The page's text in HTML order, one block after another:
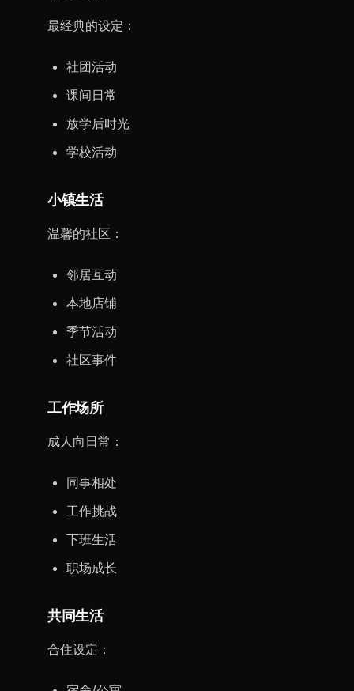
最经典的设定：
社团活动
课间日常
放学后时光
学校活动
小镇生活
温馨的社区：
邻居互动
本地店铺
季节活动
社区事件
工作场所
成人向日常：
同事相处
工作挑战
下班生活
职场成长
共同生活
合住设定：